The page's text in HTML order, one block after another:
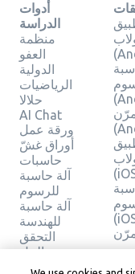
أدوات
الدراسة
منظمة
العفو
الدولية
الرياضيات
حلالا
AI Chat
ورقة عمل
أوراق غشّ
حاسبات
آلة حاسبة
للرسوم
آلة حاسبة
للهندسة
التحقق
من الحل